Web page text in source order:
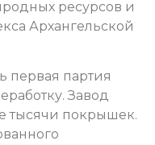
ресурсов и
Архангельской
первая партия
Завод
тысячи покрышек.